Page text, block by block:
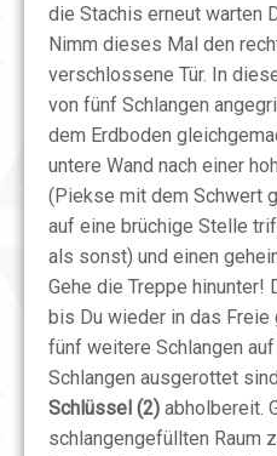
die Stachis erneut warten
Nimm dieses Mal den
verschlossene Tür. In
von fünf Schlangen
dem Erdboden
untere Wand nach einer
(Piekse mit dem Schwert
auf eine brüchige Stelle
als sonst) und einen
Gehe die Treppe hinunter!
bis Du wieder in das
fünf weitere Schlangen
Schlangen ausgerottet
Schlüssel (2) abholbereit.
schlangengefüllten Raum